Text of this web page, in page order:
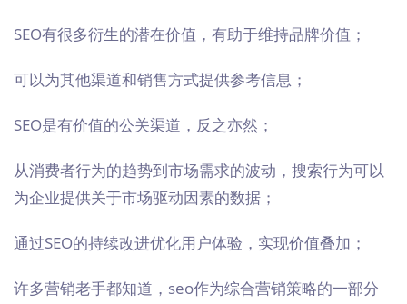
SEO有很多衍生的潜在价值，有助于维持品牌价值；
可以为其他渠道和销售方式提供参考信息；
SEO是有价值的公关渠道，反之亦然；
从消费者行为的趋势到市场需求的波动，搜索行为可以
为企业提供关于市场驱动因素的数据；
通过SEO的持续改进优化用户体验，实现价值叠加；
许多营销老手都知道，seo作为综合营销策略的一部分